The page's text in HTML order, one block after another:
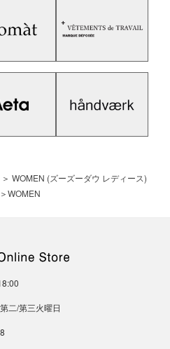
＞ WOMEN (ズーズーダウ レディース)
＞WOMEN
二/第三火曜日